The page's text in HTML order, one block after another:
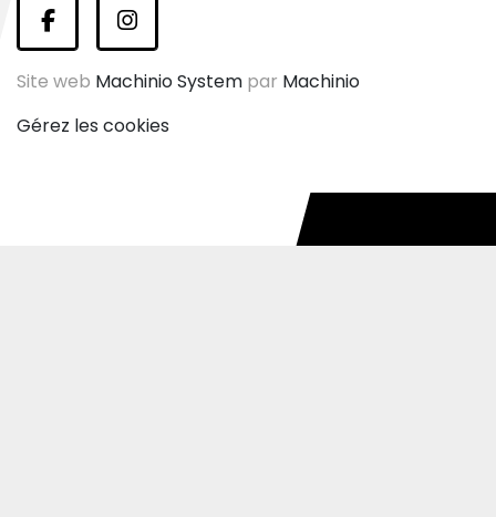
facebookinstagram
Site web Machinio System par Machinio
Gérez les cookies